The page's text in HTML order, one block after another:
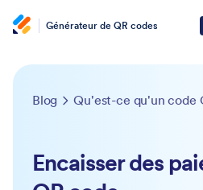
Générateur de QR codes
Blog Qu'est-ce qu'un code
Encaisser des